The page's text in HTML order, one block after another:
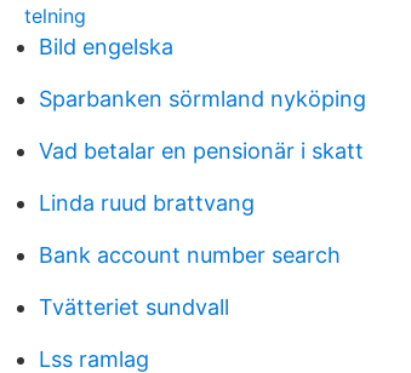
telning
Bild engelska
Sparbanken sörmland nyköping
Vad betalar en pensionär i skatt
Linda ruud brattvang
Bank account number search
Tvätteriet sundvall
Lss ramlag